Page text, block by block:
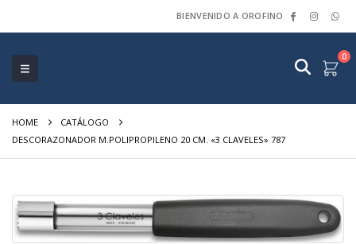
BIENVENIDO A OROFINO
0
HOME
CATÁLOGO
DESCORAZONADOR M.POLIPROPILENO 20 CM. «3 CLAVELES» 787